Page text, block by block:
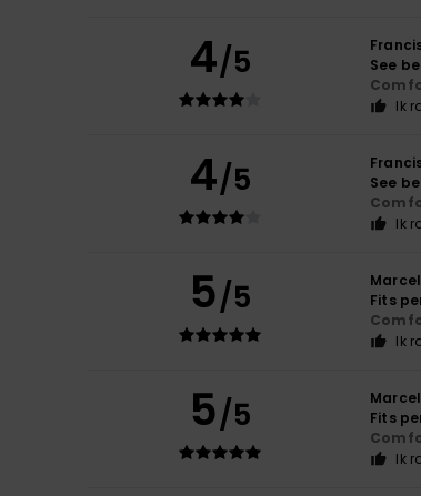
4/5
See
Ik
4/5
See
Ik
5/5 Marcel
Fits
Ik
5/5 Marcel
Fits
Ik